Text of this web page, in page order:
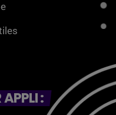
APPLI :